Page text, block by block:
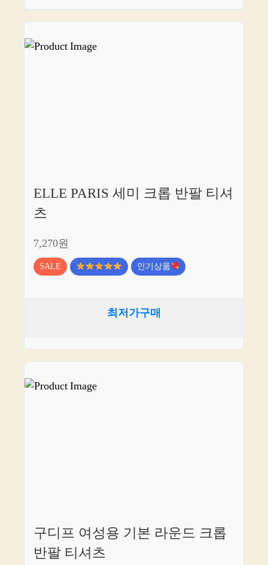
ELLE PARIS 세미 크롭 반팔 티셔
츠
7,270원
SALE 인기상품
최저가구매
구디프 여성용 기본 라운드 크롭
반팔 티셔츠